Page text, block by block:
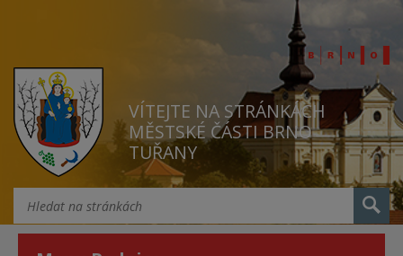
VÍTEJTE NA STRÁNKÁCH
MĚSTSKÉ ČÁSTI BRNO
TUŘANY